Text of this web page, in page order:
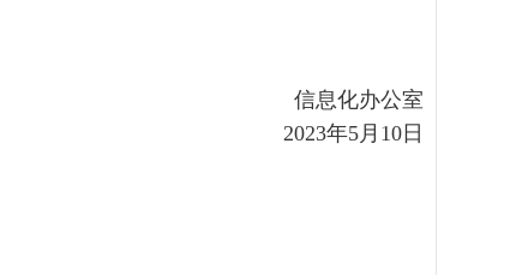
信息化办公室
2023年5月10 日